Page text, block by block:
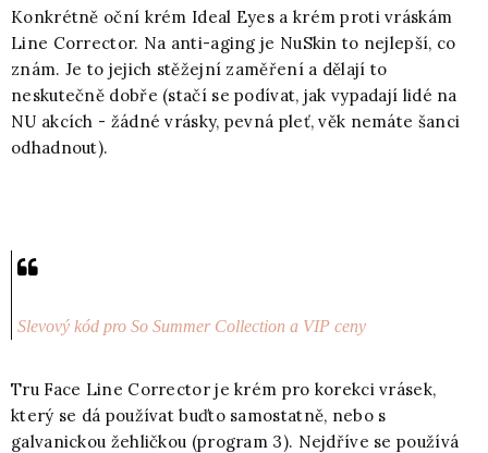
Konkrétně oční krém Ideal Eyes a krém proti vráskám
Line Corrector. Na anti-aging je NuSkin to nejlepší, co
znám. Je to jejich stěžejní zaměření a dělají to
neskutečně dobře (stačí se podívat, jak vypadají lidé na
NU akcích - žádné vrásky, pevná pleť, věk nemáte šanci
odhadnout).
Slevový kód pro So Summer Collection a VIP ceny
Tru Face Line Corrector je krém pro korekci vrásek,
který se dá používat buďto samostatně, nebo s
galvanickou žehličkou (program 3). Nejdříve se používá